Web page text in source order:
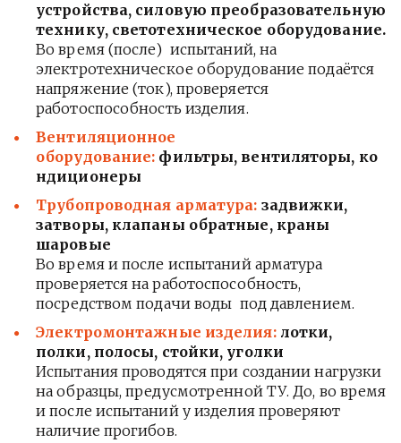
устройства, силовую преобразовательную
технику, светотехническое оборудование.
Во время (после) испытаний, на
электротехническое оборудование подаётся
напряжение (ток), проверяется
работоспособность изделия.
Вентиляционное
оборудование: фильтры, вентиляторы, ко
ндиционеры
Трубопроводная арматура: задвижки,
затворы, клапаны обратные, краны
шаровые
Во время и после испытаний арматура
проверяется на работоспособность,
посредством подачи воды под давлением.
Электромонтажные изделия:лотки,
полки, полосы, стойки, уголки
Испытания проводятся при создании нагрузки
на образцы, предусмотренной ТУ. До, во время
и после испытаний у изделия проверяют
наличие прогибов.